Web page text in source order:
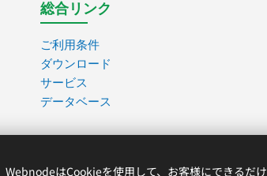
総合リンク
ご利用条件
ダウンロード
サービス
データベース
はCookieを使用して、お客様にできるだけ